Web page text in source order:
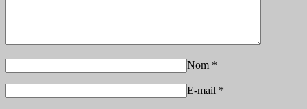
Nom *
E-mail *